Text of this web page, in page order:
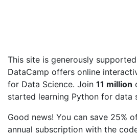
This site is generously
DataCamp offers online
for Data Science. Join 11 million
started learning Python for data
Good news! You can save 25%
annual subscription with the